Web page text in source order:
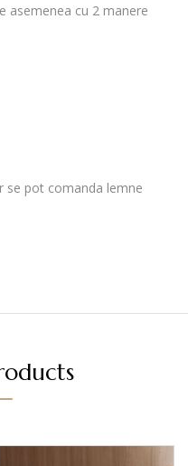
asemenea cu 2 manere
se pot comanda lemne